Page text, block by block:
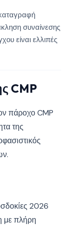
συναίνεσης
είναι ελλιπές
CMP
πάροχο CMP
της
2026
με πλήρη